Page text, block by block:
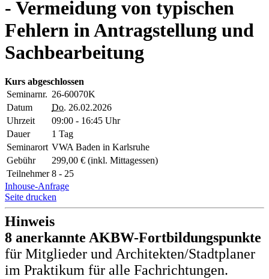
- Vermeidung von typischen
Fehlern in Antragstellung und
Sachbearbeitung
Kurs abgeschlossen
Seminarnr. 26-60070K
Datum
Do. 26.02.2026
Uhrzeit
09:00 - 16:45 Uhr
Dauer
1 Tag
Seminarort VWA Baden in Karlsruhe
Gebühr
299,00 € (inkl. Mittagessen)
Teilnehmer 8 - 25
Inhouse-Anfrage
Seite drucken
Hinweis
8 anerkannte AKBW-Fortbildungspunkte
für Mitglieder und Architekten/Stadtplaner
im Praktikum für alle Fachrichtungen.